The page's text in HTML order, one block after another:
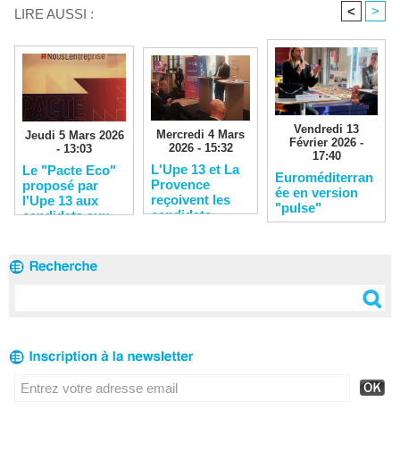
LIRE AUSSI : < >
Jeudi 5 Mars 2026
- 13:03
Le "Pacte Eco"
proposé par
l'Upe 13 aux
candidats aux
Mercredi 4 Mars
2026 - 15:32
L'Upe 13 et La
Provence
reçoivent les
candidats
Vendredi 13
Février 2026 -
17:40
Euroméditerran
ée en version
"pulse"